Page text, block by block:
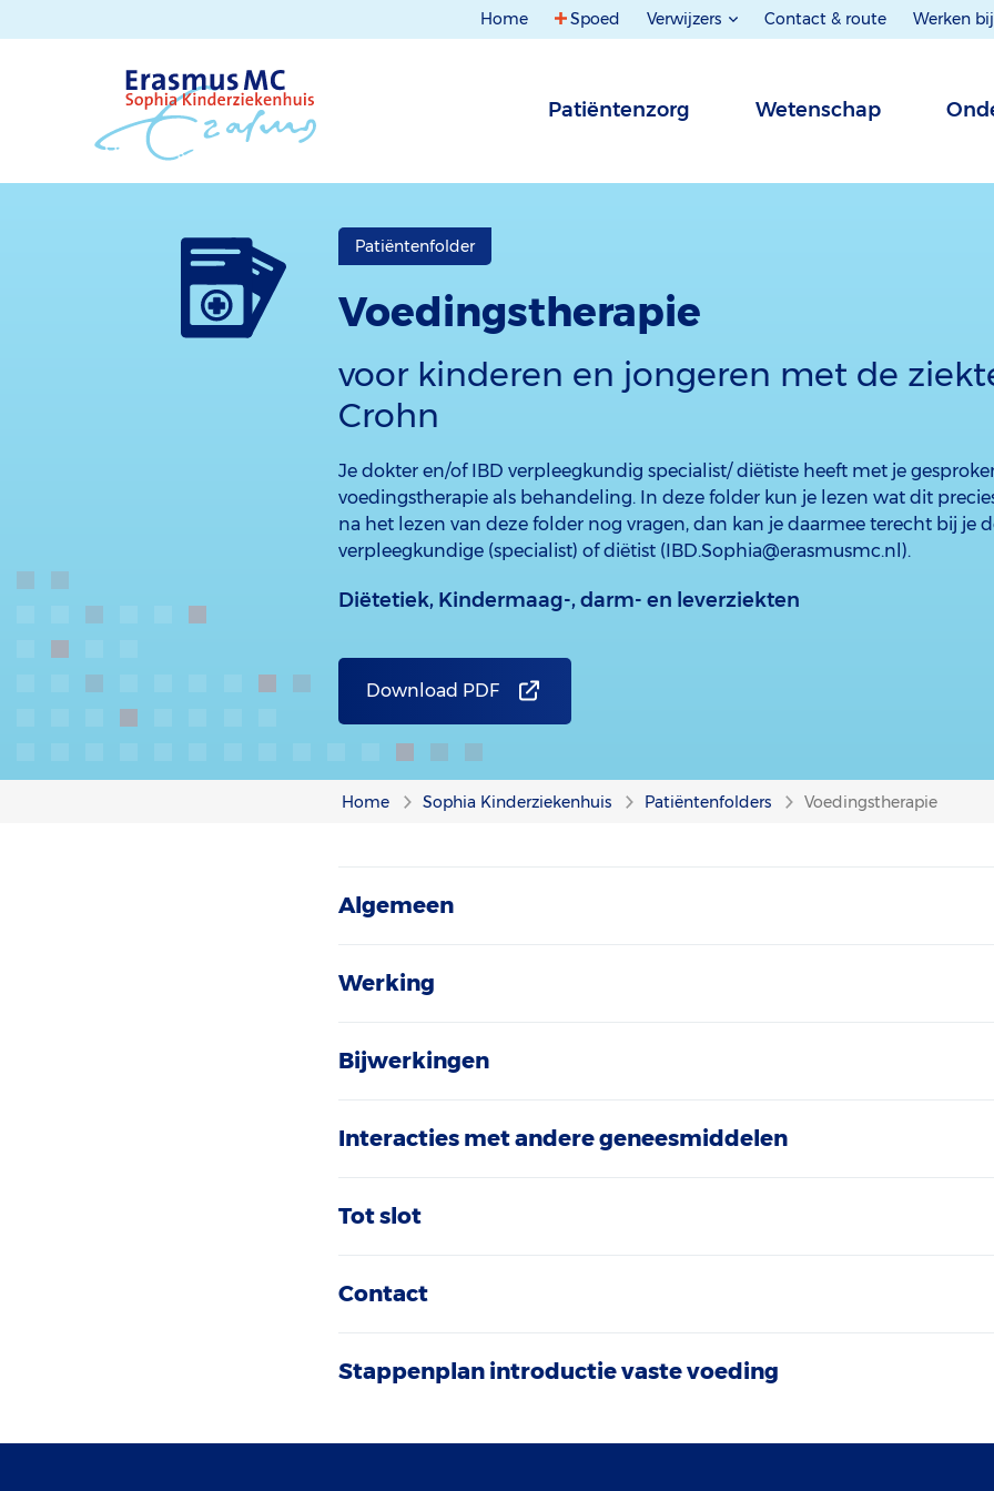
Home Spoed Verwijzers Contact & route Werken bij
Patiëntenzorg Wetenschap
Patiëntenfolder
Voedingstherapie
voor kinderen en jongeren met de
Crohn
Je dokter en/of IBD verpleegkundig specialist/ diëtiste heeft met je
voedingstherapie als behandeling. In deze folder kun je lezen wat dit
na het lezen van deze folder nog vragen, dan kan je daarmee terecht bij je
verpleegkundige (specialist) of diëtist (IBD.Sophia@erasmusmc.nl).
Diëtetiek, Kindermaag-, darm- en leverziekten
Download PDF
Home Sophia Kinderziekenhuis Patiëntenfolders Voedingstherapie
Algemeen
Werking
Bijwerkingen
Interacties met andere geneesmiddelen
Tot slot
Contact
Stappenplan introductie vaste voeding